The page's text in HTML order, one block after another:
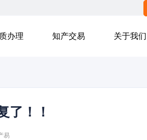
办理 知产交易 关于我们
了！！
易